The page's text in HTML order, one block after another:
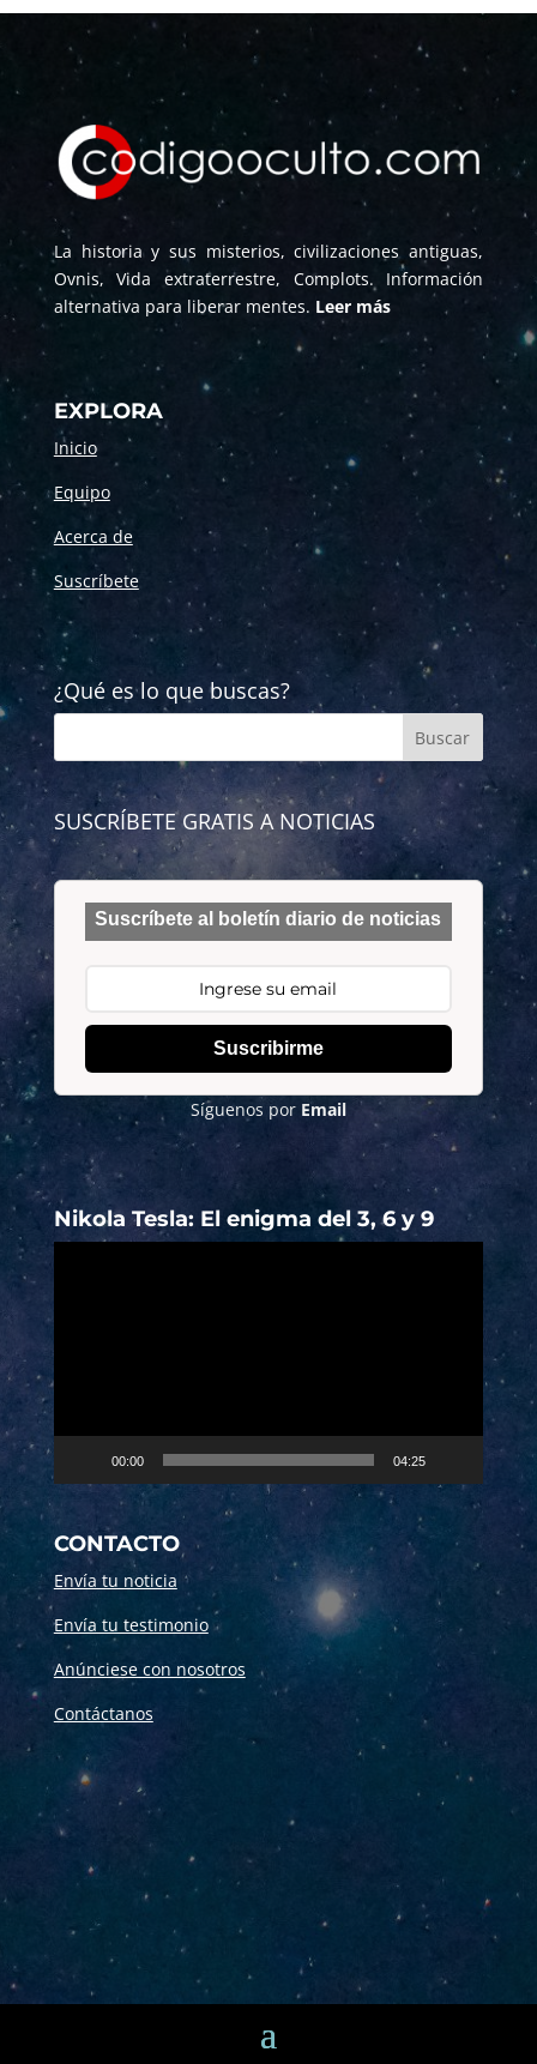
La historia y sus misterios, civilizaciones antiguas,
Ovnis, Vida extraterrestre, Complots. Información
alternativa para liberar mentes. Leer más
EXPLORA
Inicio
Equipo
Acerca de
Suscríbete
¿Qué es lo que buscas?
SUSCRÍBETE GRATIS A NOTICIAS
Suscríbete al boletín diario de noticias
Suscribirme
Síguenos por Email
Nikola Tesla: El enigma del 3, 6 y 9
00:00 04:25
CONTACTO
Envía tu noticia
Envía tu testimonio
Anúnciese con nosotros
Contáctanos